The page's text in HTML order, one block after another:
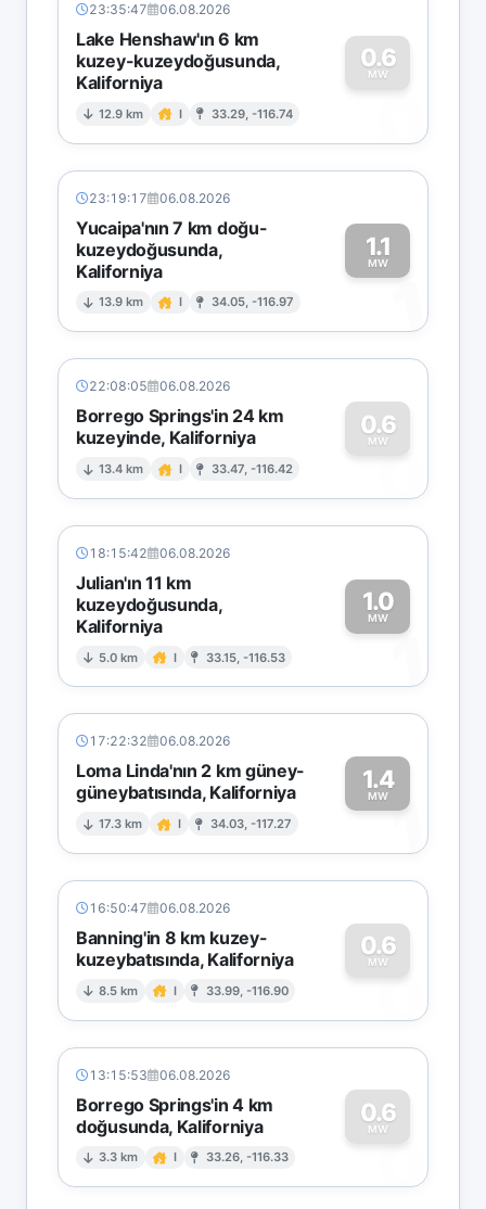
23:35:47 06.08.2026
Lake Henshaw'ın 6 km
kuzey-kuzeydoğusunda,
Kaliforniya
12.9 km I 33.29, -116.74
0.6
MW
0
23:19:17 06.08.2026
Yucaipa'nın 7 km doğu-
kuzeydoğusunda,
Kaliforniya
13.9 km I 34.05, -116.97
1.1
MW
1
22:08:05 06.08.2026
Borrego Springs'in 24 km
kuzeyinde, Kaliforniya
13.4 km I 33.47, -116.42
0.6
MW
0
18:15:42 06.08.2026
Julian'ın 11 km
kuzeydoğusunda,
Kaliforniya
5.0 km I 33.15, -116.53
1.0
MW
1
17:22:32 06.08.2026
Loma Linda'nın 2 km güney-
güneybatısında, Kaliforniya
17.3 km I 34.03, -117.27
1.4
MW1
16:50:47 06.08.2026
Banning'in 8 km kuzey-
kuzeybatısında, Kaliforniya
8.5 km I 33.99, -116.90
0.6
MW
0
13:15:53 06.08.2026
Borrego Springs'in 4 km
doğusunda, Kaliforniya
3.3 km I 33.26, -116.33
0.6
MW
0